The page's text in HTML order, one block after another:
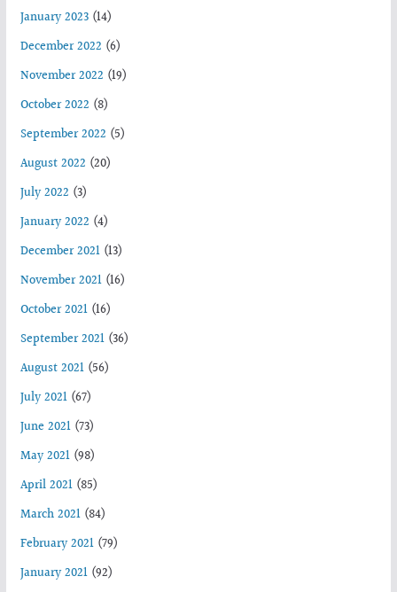
January 2023(14)
December 2022 (6)
November 2022 (19)
October 2022 (8)
September 2022 (5)
August 2022 (20)
July 2022 (3)
January 2022 (4)
December 2021(13)
November 2021(16)
October 2021(16)
September 2021(36)
August 2021(56)
July 2021(67)
June 2021(73)
May 2021(98)
April 2021(85)
March 2021(84)
February 2021(79)
January 2021(92)